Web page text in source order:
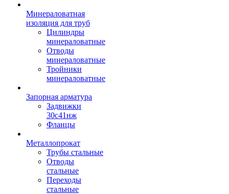
Минераловатная
изоляция для труб
Цилиндры
минераловатные
Отводы
минераловатные
Тройники
минераловатные
Запорная арматура
Задвижки
30с41нж
Фланцы
Металлопрокат
Трубы стальные
Отводы
стальные
Переходы
стальные